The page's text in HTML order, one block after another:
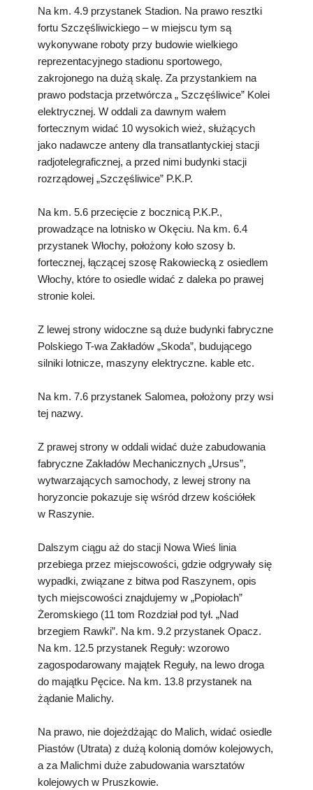
Na km. 4.9 przystanek Stadion. Na prawo resztki
fortu Szczęśliwickiego – w miejscu tym są
wykonywane roboty przy budowie wielkiego
reprezentacyjnego stadionu sportowego,
zakrojonego na dużą skalę. Za przystankiem na
prawo podstacja przetwórcza „ Szczęśliwice” Kolei
elektrycznej. W oddali za dawnym wałem
fortecznym widać 10 wysokich wież, służących
jako nadawcze anteny dla transatlantyckiej stacji
radjotelegraficznej, a przed nimi budynki stacji
rozrządowej „Szczęśliwice” P.K.P.
Na km. 5.6 przecięcie z bocznicą P.K.P.,
prowadzące na lotnisko w Okęciu. Na km. 6.4
przystanek Włochy, położony koło szosy b.
fortecznej, łączącej szosę Rakowiecką z osiedlem
Włochy, które to osiedle widać z daleka po prawej
stronie kolei.
Z lewej strony widoczne są duże budynki fabryczne
Polskiego T-wa Zakładów „Skoda”, budującego
silniki lotnicze, maszyny elektryczne. kable etc.
Na km. 7.6 przystanek Salomea, położony przy wsi
tej nazwy.
Z prawej strony w oddali widać duże zabudowania
fabryczne Zakładów Mechanicznych „Ursus”,
wytwarzających samochody, z lewej strony na
horyzoncie pokazuje się wśród drzew kościółek
w Raszynie.
Dalszym ciągu aż do stacji Nowa Wieś linia
przebiega przez miejscowości, gdzie odgrywały się
wypadki, związane z bitwa pod Raszynem, opis
tych miejscowości znajdujemy w „Popiołach”
Żeromskiego (11 tom Rozdział pod tył. „Nad
brzegiem Rawki”. Na km. 9.2 przystanek Opacz.
Na km. 12.5 przystanek Reguły: wzorowo
zagospodarowany majątek Reguły, na lewo droga
do majątku Pęcice. Na km. 13.8 przystanek na
żądanie Malichy.
Na prawo, nie dojeżdżając do Malich, widać osiedle
Piastów (Utrata) z dużą kolonią domów kolejowych,
a za Malichmi duże zabudowania warsztatów
kolejowych w Pruszkowie.